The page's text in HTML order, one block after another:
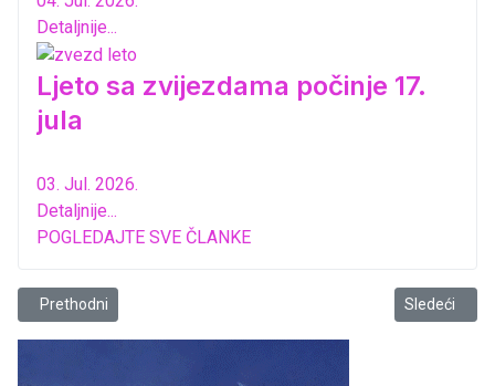
Detaljnije...
Ljeto sa zvijezdama počinje 17.
jula
03. Jul. 2026.
Detaljnije...
POGLEDAJTE SVE ČLANKE
Prethodni članak: Duo accordiano na Ljetopisu
Prethodni Sledeći
Sledeći